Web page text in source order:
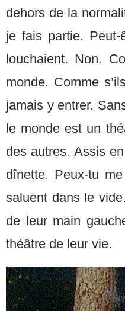
dehors de la
je fais partie. Peut-
louchaient. Non.
monde. Comme
jamais y entrer.
le monde est un
des autres. Assis
dînette. Peux-tu
saluent dans le
de leur main
théâtre de leur vie.